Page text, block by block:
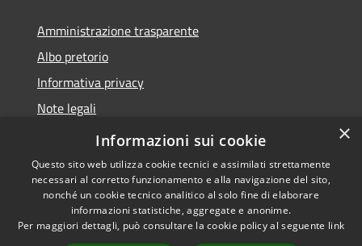
Amministrazione trasparente
Albo pretorio
Informativa privacy
Note legali
Dichiarazione di accessibilità
Accessibilità
Copyright © 2026 • Comune di
Costa Volpino • Powered by
×
Informazioni sui cookie
Questo sito web utilizza cookie tecnici e assimilati strettamente
necessari al corretto funzionamento e alla navigazione del sito,
nonché un cookie tecnico analitico al solo fine di elaborare
informazioni statistiche, aggregate e anonime.
Per maggiori dettagli, può consultare la cookie policy al seguente link